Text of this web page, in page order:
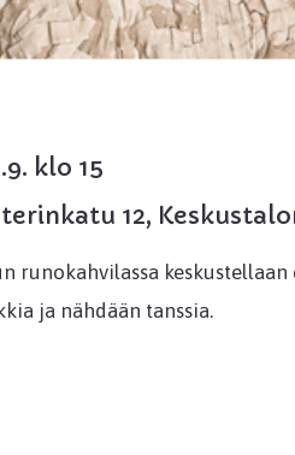
klo 15
12,
runokahvilassa
ja nähdään tanssia.